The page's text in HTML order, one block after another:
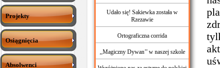
Projekty
Osiągnięcia
Absolwenci
Udało się! Sakiewka została w
Rzezawie
Ortograficzna corrida
,,Magiczny Dywan’’ w naszej szkole